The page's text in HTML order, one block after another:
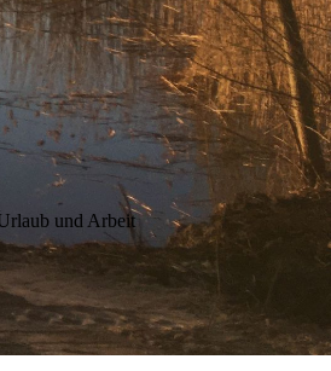
und Arbeit